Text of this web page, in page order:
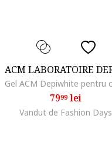
7999lei
Vandut de Fashion Days